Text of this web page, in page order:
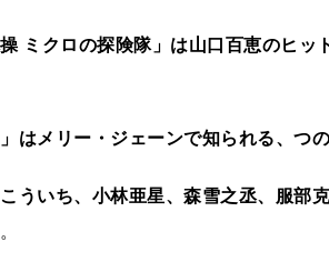
ミクロの探険隊」は山口百恵のヒッ
」はメリー・ジェーンで知られる、つ
ういち、小林亜星、森雪之丞、服部